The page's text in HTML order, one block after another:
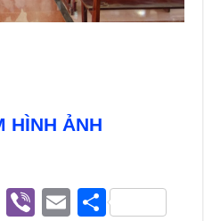
HÌNH ẢNH
T
Vi
E S